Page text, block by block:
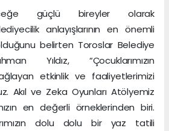
güçlü bireyler olarak
anlayışlarının en önemli
belirten Toroslar Belediye
Yıldız, “Çocuklarımızın
etkinlik ve faaliyetlerimizi
Akıl ve Zeka Oyunları Atölyemiz
en değerli örneklerinden biri.
dolu dolu bir yaz tatili